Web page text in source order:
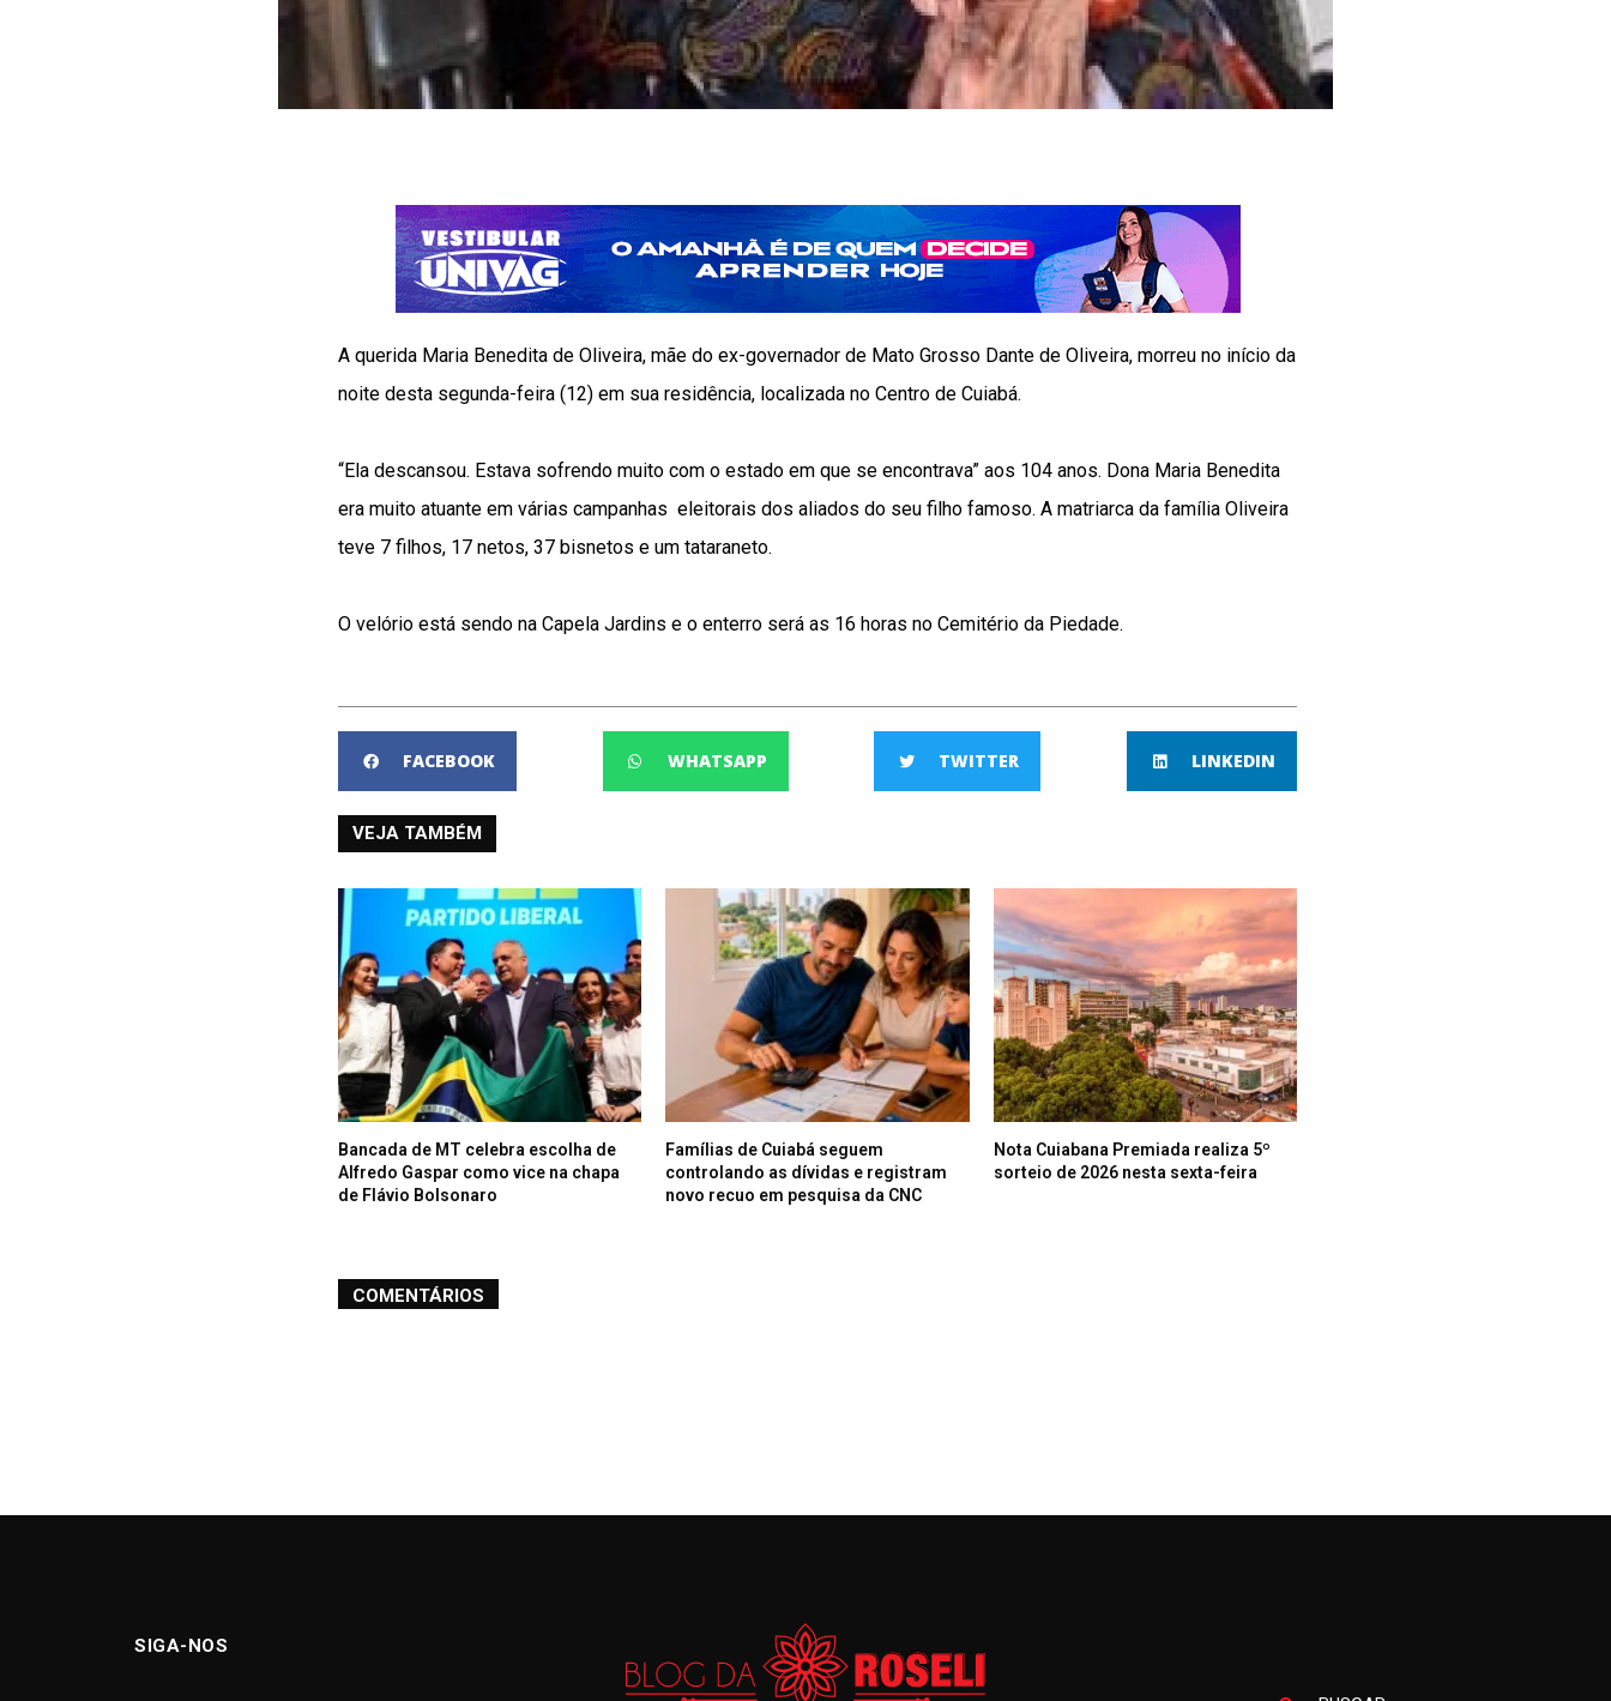
A querida Maria Benedita de Oliveira, mãe do ex-governador de Mato Grosso Dante de Oliveira, morreu no início da
noite desta segunda-feira (12) em sua residência, localizada no Centro de Cuiabá.
“Ela descansou. Estava sofrendo muito com o estado em que se encontrava” aos 104 anos. Dona Maria Benedita
era muito atuante em várias campanhas eleitorais dos aliados do seu filho famoso. A matriarca da família Oliveira
teve 7 filhos, 17 netos, 37 bisnetos e um tataraneto.
O velório está sendo na Capela Jardins e o enterro será as 16 horas no Cemitério da Piedade.
FACEBOOK WHATSAPP TWITTER LINKEDIN
VEJA TAMBÉM
Bancada de MT celebra escolha de
Alfredo Gaspar como vice na chapa
de Flávio Bolsonaro
Famílias de Cuiabá seguem
controlando as dívidas e registram
novo recuo em pesquisa da CNC
Nota Cuiabana Premiada realiza 5º
sorteio de 2026 nesta sexta-feira
COMENTÁRIOS
SIGA-NOS